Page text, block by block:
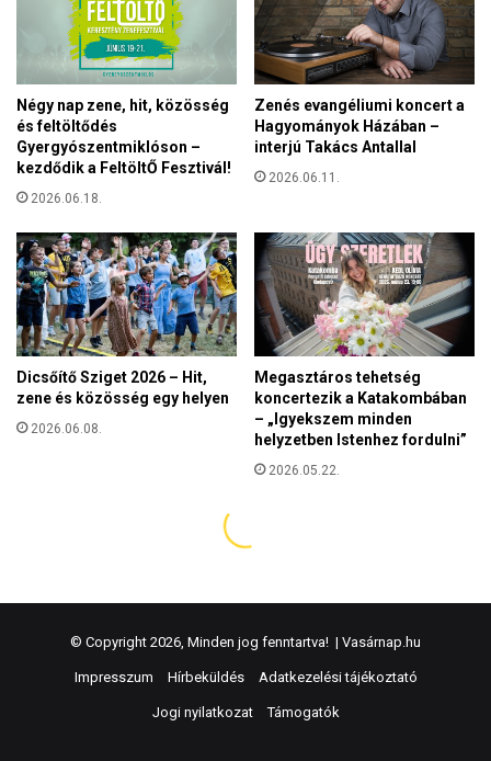
© Copyright 2026, Minden jog fenntartva! | Vasárnap.hu
Impresszum Hírbeküldés Adatkezelési tájékoztató
Jogi nyilatkozat Támogatók